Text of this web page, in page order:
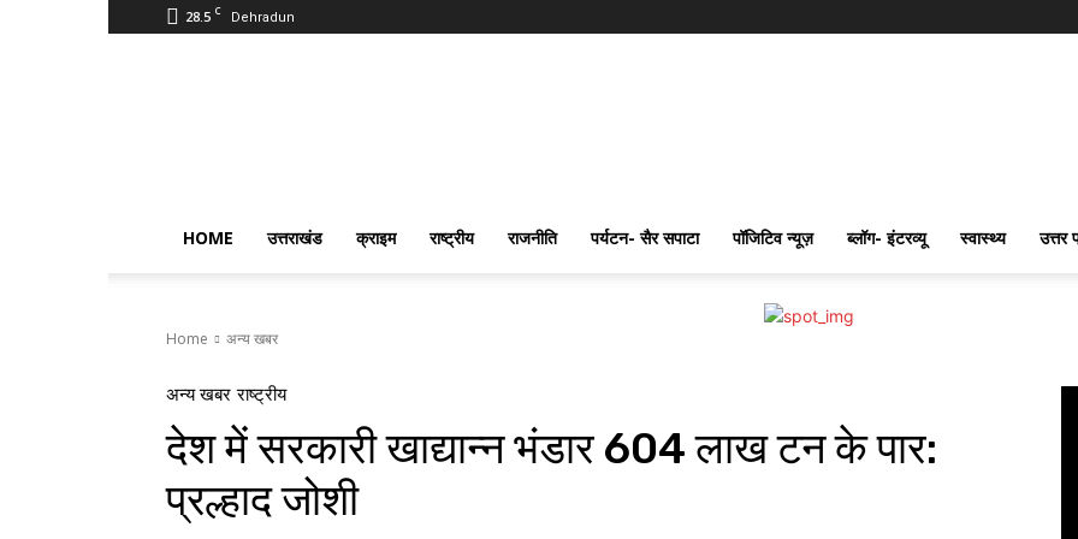
28.5 C Dehradun
HOME उत्तराखंड क्राइम राष्ट्रीय राजनीति पर्यटन- सैर सपाटा पॉजिटिव न्यूज़ ब्लॉग- इंटरव्यू स्वास्थ्य उत्तर
Home अन्य खबर
अन्य खबर राष्ट्रीय
देश में सरकारी खाद्यान्न भंडार 604 लाख टन के पार:
प्रल्हाद जोशी